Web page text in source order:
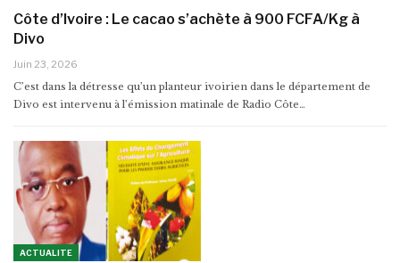
Côte d’Ivoire : Le cacao s’achète à 900 FCFA/Kg à
Divo
Juin 23, 2026
C’est dans la détresse qu’un planteur ivoirien dans le département de
Divo est intervenu à l’émission matinale de Radio Côte…
ACTUALITE